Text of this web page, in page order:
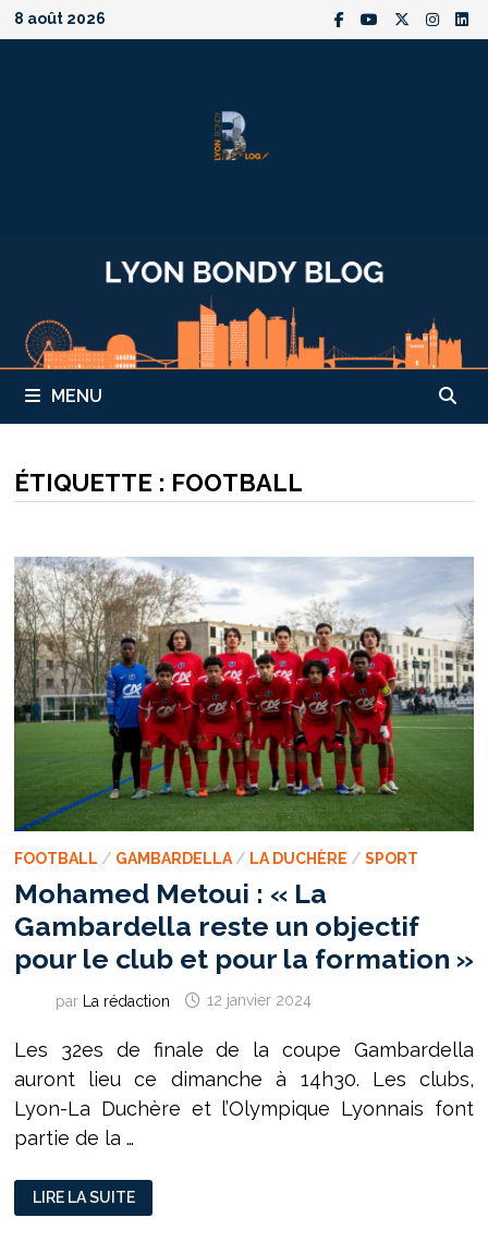
Passer
au
8 août 2026
MENU
ÉTIQUETTE : FOOTBALL
FOOTBALL / GAMBARDELLA/ LA DUCHÈRE / SPORT
Mohamed Metoui : « La
Gambardella reste un objectif
pour le club et pour la formation »
par La rédaction 12 janvier 2024
Les 32es de finale de la coupe Gambardella
auront lieu ce dimanche à 14h30. Les clubs,
Lyon-La Duchère et l’Olympique Lyonnais font
partie de la …
MOHAMED
METOUI
:
LIRE LA SUITE